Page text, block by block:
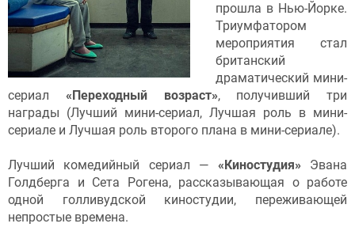
прошла в Нью-Йорке.
Триумфатором
мероприятия стал
британский
драматический мини-
сериал «Переходный возраст», получивший три
награды (Лучший мини-сериал, Лучшая роль в мини-
сериале и Лучшая роль второго плана в мини-сериале).
Лучший комедийный сериал — «Киностудия» Эвана
Голдберга и Сета Рогена, рассказывающая о работе
одной голливудской киностудии, переживающей
непростые времена.